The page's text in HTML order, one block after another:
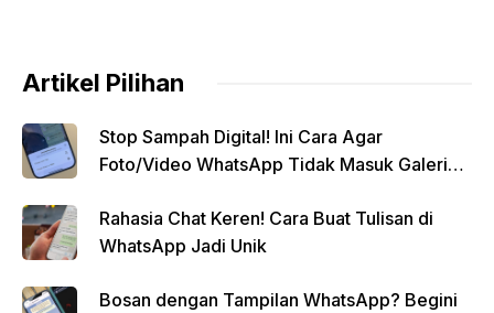
Artikel Pilihan
Stop Sampah Digital! Ini Cara Agar
Foto/Video WhatsApp Tidak Masuk Galeri
Rahasia Chat Keren! Cara Buat Tulisan di
WhatsApp Jadi Unik
Bosan dengan Tampilan WhatsApp? Begini